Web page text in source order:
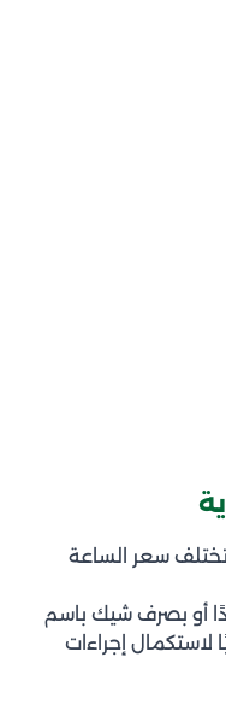
تختلف سعر الساعة
أو بصرف شيك باسم
لاستكمال إجراءات